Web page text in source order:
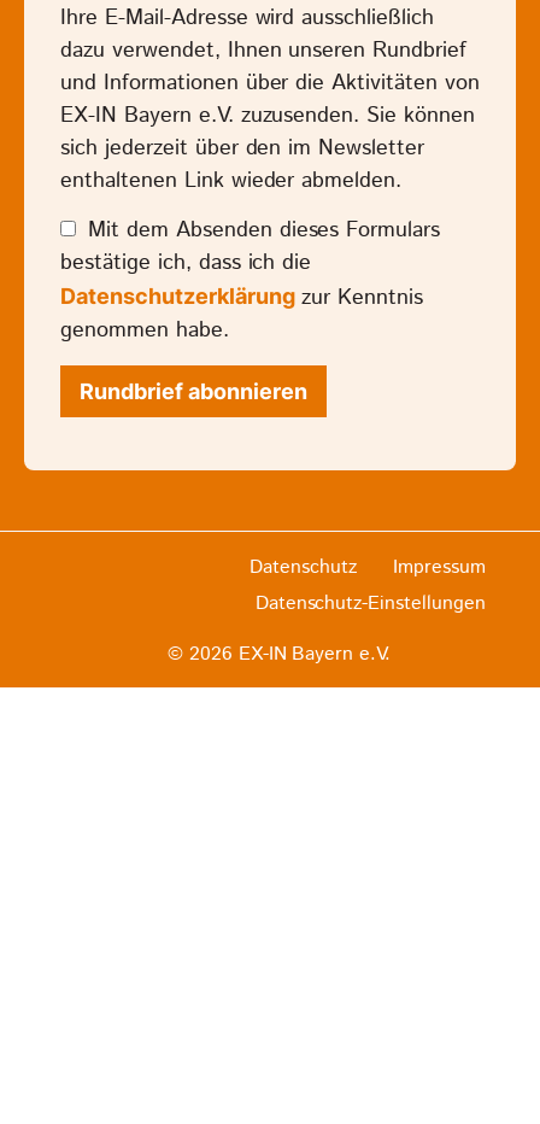
Ihre E-Mail-Adresse wird ausschließlich
dazu verwendet, Ihnen unseren Rundbrief
und Informationen über die Aktivitäten von
EX-IN Bayern e.V. zuzusenden. Sie können
sich jederzeit über den im Newsletter
enthaltenen Link wieder abmelden.
Mit dem Absenden dieses Formulars
bestätige ich, dass ich die
Datenschutzerklärungzur Kenntnis
genommen habe.
© 2026 EX-IN Bayern e.V.
Datenschutz
Impressum
Datenschutz-Einstellungen